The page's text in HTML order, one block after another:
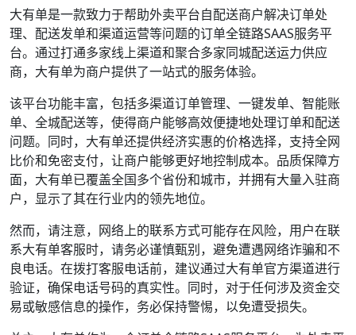
大有单是一款致力于帮助外卖平台自配送商户解决订单处
理、配送发单和渠道运营等问题的订单全链路SAAS服务平
台。通过打通多家线上渠道和聚合多家同城配送运力供应
商，大有单为商户提供了一站式的服务体验。
该平台功能丰富，包括多渠道订单管理、一键发单、智能账
单、全城配送等，使得商户能够高效便捷地处理订单和配送
问题。同时，大有单还提供经济实惠的价格选择，支持全网
比价和免密支付，让商户能够更好地控制成本。品质保障方
面，大有单已覆盖全国多个省份和城市，并拥有大量入驻商
户，显示了其在行业内的领先地位。
然而，请注意，网络上的联系方式可能存在风险，用户在联
系大有单客服时，请务必谨慎甄别，避免遭遇网络诈骗和不
良电话。在拨打客服电话前，建议通过大有单官方渠道进行
验证，确保电话号码的真实性。同时，对于任何涉及资金交
易或敏感信息的操作，务必保持警惕，以免遭受损失。